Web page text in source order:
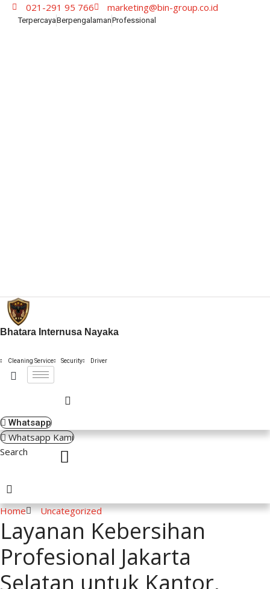
021-291 95 766 marketing@bin-group.co.id
TerpercayaBerpengalamanProfessional
Bhatara Internusa Nayaka
Cleaning Service Security Driver
Whatsapp
Whatsapp Kami
Search
Search
Home Uncategorized
Layanan Kebersihan
Profesional Jakarta
Selatan untuk Kantor,